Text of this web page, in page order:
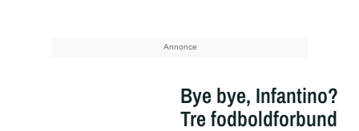
Bye bye, Infantino?
Tre fodboldforbund